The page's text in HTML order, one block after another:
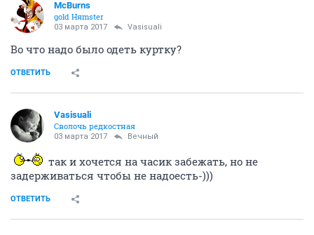
McBurns
gold Няmster
03 марта 2017 Vasisuali
Во что надо было одеть куртку?
ОТВЕТИТЬ
Vasisuali
Сволочь редкостная
03 марта 2017 Вечный
так и хочется на часик забежать, но не
задерживаться чтобы не надоесть-)))
ОТВЕТИТЬ